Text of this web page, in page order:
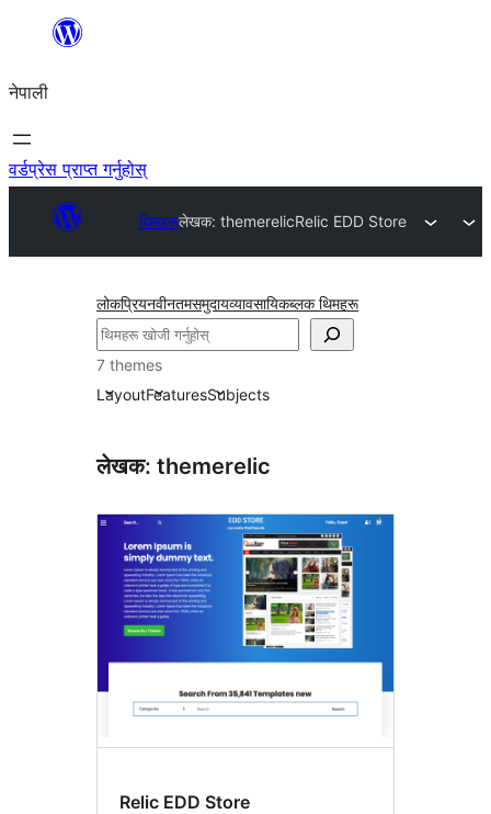
सामग्रीमा
नेपाली
वर्डप्रेस प्राप्त गर्नुहोस्
थिमहरूलेखक: themerelicRelic EDD Store
लोकप्रियनवीनतमसमुदायव्यावसायिकब्लक थिमहरू
खोज्नुहोस्
7 themes
LayoutFeaturesSubjects
लेखक: themerelic
Relic EDD Store